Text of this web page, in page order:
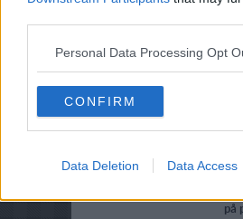
Personal Data Processing Opt
CONFIRM
Data Deletion Data Access
5 -
på